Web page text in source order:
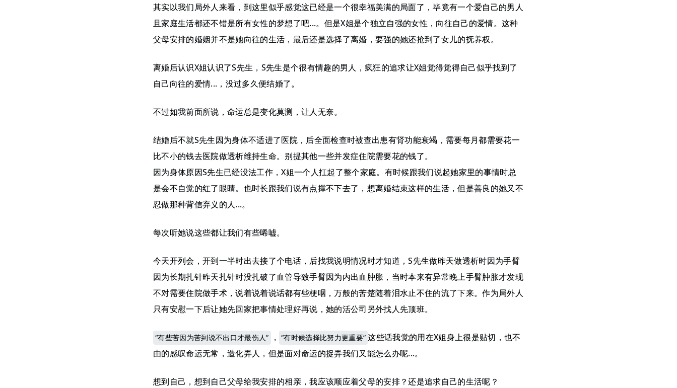
其实以我们局外人来看，到这里似乎感觉这已经是一个很幸福美满的局面了，毕竟有一个爱自己的男人
且家庭生活都还不错是所有女性的梦想了吧...。但是X姐是个独立自强的女性，向往自己的爱情。这种
父母安排的婚姻并不是她向往的生活，最后还是选择了离婚，要强的她还抢到了女儿的抚养权。
离婚后认识X姐认识了S先生，S先生是个很有情趣的男人，疯狂的追求让X姐觉得觉得自己似乎找到了
自己向往的爱情...，没过多久便结婚了。
不过如我前面所说，命运总是变化莫测，让人无奈。
结婚后不就S先生因为身体不适进了医院，后全面检查时被查出患有肾功能衰竭，需要每月都需要花一
比不小的钱去医院做透析维持生命。别提其他一些并发症住院需要花的钱了。
因为身体原因S先生已经没法工作，X姐一个人扛起了整个家庭。有时候跟我们说起她家里的事情时总
是会不自觉的红了眼睛。也时长跟我们说有点撑不下去了，想离婚结束这样的生活，但是善良的她又不
忍做那种背信弃义的人...。
每次听她说这些都让我们有些唏嘘。
今天开列会，开到一半时出去接了个电话，后找我说明情况时才知道，S先生做昨天做透析时因为手臂
因为长期扎针昨天扎针时没扎破了血管导致手臂因为内出血肿胀，当时本来有异常晚上手臂肿胀才发现
不对需要住院做手术，说着说着说话都有些梗咽，万般的苦楚随着泪水止不住的流了下来。作为局外人
只有安慰一下后让她先回家把事情处理好再说，她的活公司另外找人先顶班。
“有些苦因为苦到说不出口才最伤人” ， “有时候选择比努力更重要” 这些话我觉的用在X姐身上很是贴切，也不
由的感叹命运无常，造化弄人，但是面对命运的捉弄我们又能怎么办呢...。
想到自己，想到自己父母给我安排的相亲，我应该顺应着父母的安排？还是追求自己的生活呢？